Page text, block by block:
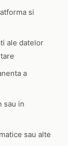
si
ale datelor
a
sau in
sau alte